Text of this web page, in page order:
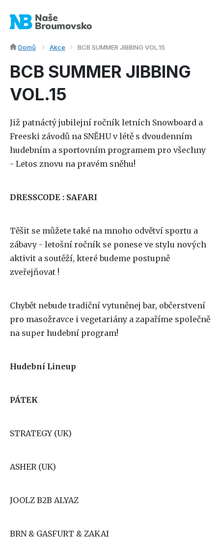
Domů Akce BCB SUMMER JIBBING VOL.15
BCB SUMMER JIBBING
VOL.15
Již patnáctý jubilejní ročník letních Snowboard a
Freeski závodů na SNĚHU v létě s dvoudenním
hudebním a sportovním programem pro všechny
- Letos znovu na pravém sněhu!
DRESSCODE : SAFARI
Těšit se můžete také na mnoho odvětví sportu a
zábavy - letošní ročník se ponese ve stylu nových
aktivit a soutěží, které budeme postupně
zveřejňovat !
Chybět nebude tradiční vytuněnej bar, občerstvení
pro masožravce i vegetariány a zapaříme společně
na super hudební program!
Hudební Lineup
PÁTEK
STRATEGY (UK)
ASHER (UK)
JOOLZ B2B ALYAZ
BRN & GASFURT & ZAKAI